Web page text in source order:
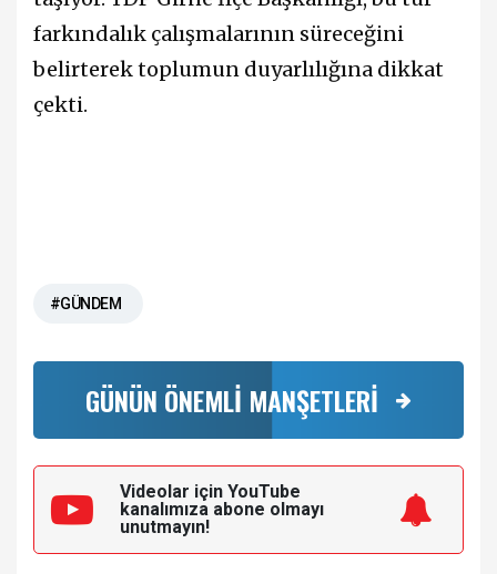
farkındalık çalışmalarının süreceğini
belirterek toplumun duyarlılığına dikkat
çekti.
#GÜNDEM
GÜNÜN ÖNEMLİ MANŞETLERİ
Videolar için YouTube
kanalımıza abone olmayı
unutmayın!